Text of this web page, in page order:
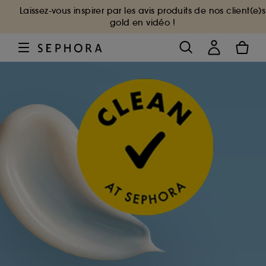
Laissez-vous inspirer par les avis produits de nos client(e)s
gold en vidéo !